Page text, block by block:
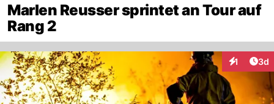
Marlen Reusser sprintet an Tour auf
Rang 2
1 3d